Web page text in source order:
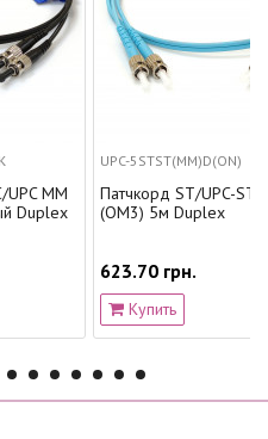
UPC-5STST(MM)D(ON)
Патчкорд ST/UPC-ST/UPC MM
(OM3) 5м Duplex
623.70 грн.